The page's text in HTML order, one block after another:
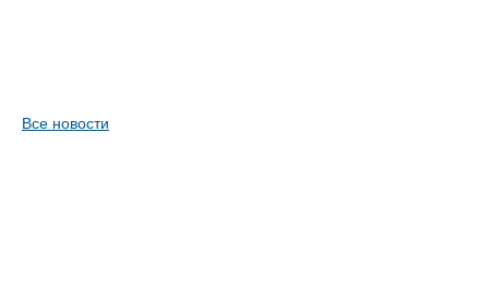
Все новости